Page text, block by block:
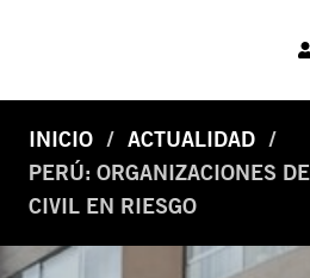
INICIO
ACTUALIDAD
PERÚ: ORGANIZACIONES
CIVIL EN RIESGO